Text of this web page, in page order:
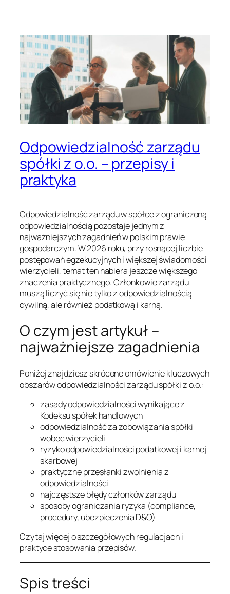
Odpowiedzialność zarządu
spółki z o.o. – przepisy i
praktyka
Odpowiedzialność zarządu w spółce z ograniczoną
odpowiedzialnością pozostaje jednym z
najważniejszych zagadnień w polskim prawie
gospodarczym. W 2026 roku, przy rosnącej liczbie
postępowań egzekucyjnych i większej świadomości
wierzycieli, temat ten nabiera jeszcze większego
znaczenia praktycznego. Członkowie zarządu
muszą liczyć się nie tylko z odpowiedzialnością
cywilną, ale również podatkową i karną.
O czym jest artykuł –
najważniejsze zagadnienia
Poniżej znajdziesz skrócone omówienie kluczowych
obszarów odpowiedzialności zarządu spółki z o.o.:
zasady odpowiedzialności wynikające z
Kodeksu spółek handlowych
odpowiedzialność za zobowiązania spółki
wobec wierzycieli
ryzyko odpowiedzialności podatkowej i karnej
skarbowej
praktyczne przesłanki zwolnienia z
odpowiedzialności
najczęstsze błędy członków zarządu
sposoby ograniczania ryzyka (compliance,
procedury, ubezpieczenia D&O)
Czytaj więcej o szczegółowych regulacjach i
praktyce stosowania przepisów.
Spis treści